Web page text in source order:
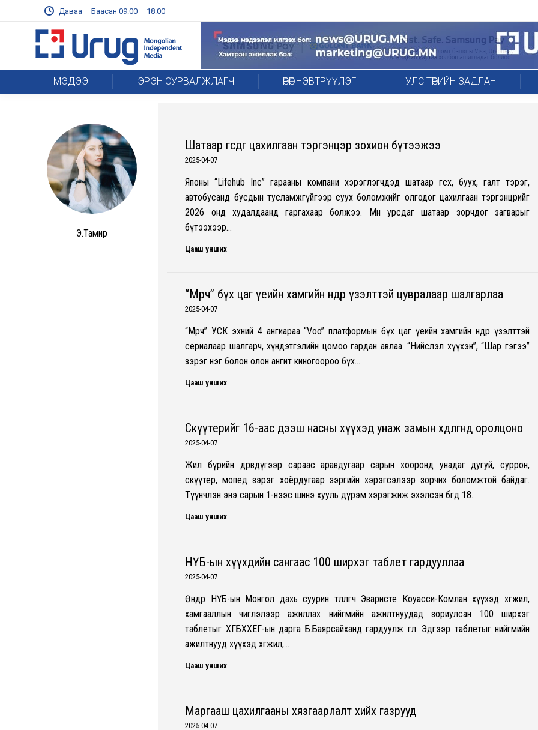
Даваа – Баасан 09:00 – 18:00
МЭДЭЭ ЭРЭН СУРВАЛЖЛАГЧ ӨРӨГ НЭВТРҮҮЛЭГ УЛС ТӨРИЙН ЗАДЛАН
Э.Тамир
Шатаар өгсдөг цахилгаан тэргэнцэр зохион бүтээжээ
2025-04-07
Японы “Lifehub Inc” гарааны компани хэрэглэгчдэд шатаар өгсөх, буух, галт тэрэг,
автобусанд бусдын тусламжгүйгээр суух боломжийг олгодог цахилгаан тэргэнцрийг
2026 онд худалдаанд гаргахаар болжээ. Мөн урсдаг шатаар зорчдог загварыг
бүтээхээр…
Цааш унших
“Мөрч” бүх цаг үеийн хамгийн өндөр үзэлттэй цувралаар шалгарлаа
2025-04-07
“Мөрч” УСК эхний 4 ангиараа “Voo” платформын бүх цаг үеийн хамгийн өндөр үзэлттэй
сериалаар шалгарч, хүндэтгэлийн цомоо гардан авлаа. “Нийслэл хүүхэн”, “Шар гэгээ”
зэрэг нэг болон олон ангит киногоороо бүх…
Цааш унших
Скүүтерийг 16-аас дээш насны хүүхэд унаж замын хөдөлгөөнд оролцоно
2025-04-07
Жил бүрийн дөрөвдүгээр сараас аравдугаар сарын хооронд унадаг дугуй, суррон,
скүүтер, мопед зэрэг хоёрдугаар зэргийн хэрэгсэлээр зорчих боломжтой байдаг.
Түүнчлэн энэ сарын 1-нээс шинэ хууль дүрэм хэрэгжиж эхэлсэн бөгөөд 18…
Цааш унших
НҮБ-ын хүүхдийн сангаас 100 ширхэг таблет гардууллаа
2025-04-07
Өнөөдөр НҮБ-ын Монгол дахь суурин төлөөлөгч Эваристе Коуасси-Комлан хүүхэд хөгжил,
хамгааллын чиглэлээр ажиллах нийгмийн ажилтнуудад зориулсан 100 ширхэг
таблетыг ХГБХХЕГ-ын дарга Б.Баярсайханд гардуулж өглөө. Эдгээр таблетыг нийгмийн
ажилтнууд хүүхэд хөгжил,…
Цааш унших
Маргааш цахилгааны хязгаарлалт хийх газрууд
2025-04-07